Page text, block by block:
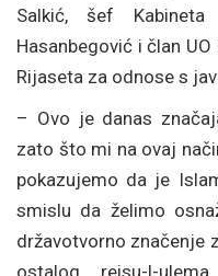
Salkić, šef Kabineta
Hasanbegović i član
Rijaseta za odnose s
– Ovo je danas
zato što mi na ovaj
pokazujemo da je
smislu da želimo
državotvorno značenje
ostalog reisu-l-